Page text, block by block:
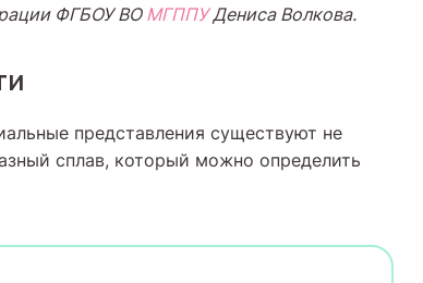
ФГБОУ ВОМГППУДениса Волкова.
представления существуют не
сплав, который можно определить